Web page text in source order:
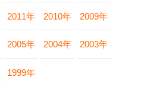
2011年 2010年 2009年
2005年 2004年 2003年
1999年